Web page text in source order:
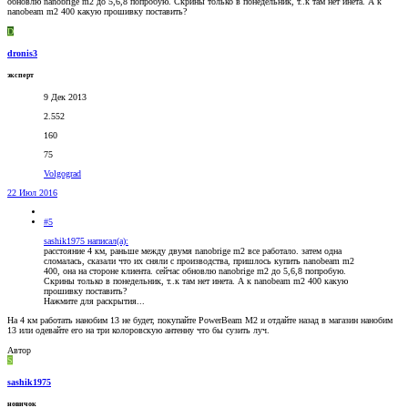
nanobeam m2 400 какую прошивку поставить?
D
dronis3
эксперт
9 Дек 2013
2.552
160
75
Volgograd
22 Июл 2016
#5
sashik1975 написал(а):
расстояние 4 км, раньше между двумя nanobrige m2 все работало. затем одна
сломалась, сказали что их сняли с производства, пришлось купить nanobeam m2
400, она на стороне клиента. сейчас обновлю nanobrige m2 до 5,6,8 попробую.
Скрины только в понедельник, т..к там нет инета. А к nanobeam m2 400 какую
прошивку поставить?
Нажмите для раскрытия...
На 4 км работать нанобим 13 не будет, покупайте PowerBeam M2 и отдайте назад в магазин нанобим
13 или одевайте его на три колоровскую антенну что бы сузить луч.
Автор
S
sashik1975
новичок